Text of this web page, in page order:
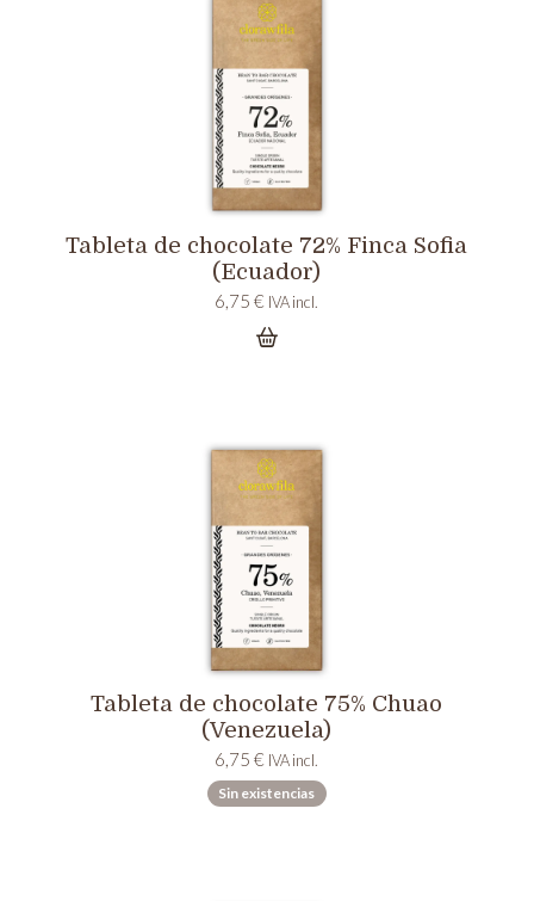
Tableta de chocolate 72% Finca Sofia
(Ecuador)
6,75€ IVA incl.
Tableta de chocolate 75% Chuao
(Venezuela)
6,75€ IVA incl.
Sin existencias